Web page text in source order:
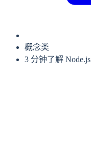
概念类
3 分钟了解 Node.js